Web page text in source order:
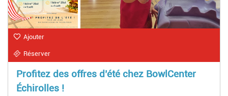
Ajouter
Réserver
Profitez des offres d’été chez BowlCenter
Échirolles !